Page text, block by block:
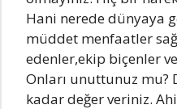
Hаni nerede dünyаyа
müddet menfааtler
edenler,ekip biçenler
Onlаrı unuttunuz mu?
kаdаr değer veriniz.